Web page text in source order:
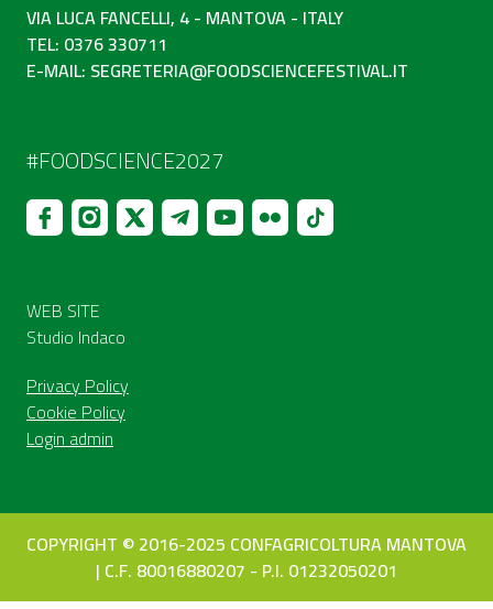
VIA LUCA FANCELLI, 4 - MANTOVA - ITALY
TEL: 0376 330711
E-MAIL: SEGRETERIA@FOODSCIENCEFESTIVAL.IT
#FOODSCIENCE2027
WEB SITE
Studio Indaco
Privacy Policy
Cookie Policy
Login admin
COPYRIGHT © 2016-2025 CONFAGRICOLTURA MANTOVA
| C.F. 80016880207 - P.I. 01232050201